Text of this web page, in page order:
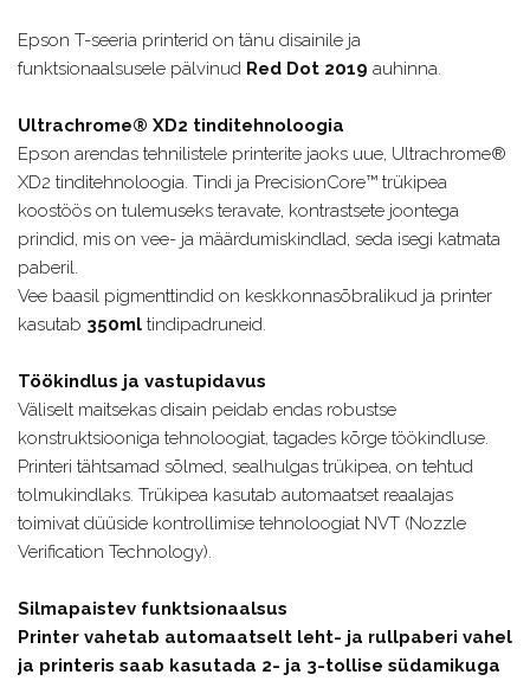
Epson T-seeria printerid on tänu disainile ja
funktsionaalsusele pälvinud Red Dot 2019 auhinna.
Ultrachrome® XD2 tinditehnoloogia
Epson arendas tehnilistele printerite jaoks uue, Ultrachrome®
XD2 tinditehnoloogia. Tindi ja PrecisionCore™ trükipea
koostöös on tulemuseks teravate, kontrastsete joontega
prindid, mis on vee- ja määrdumiskindlad, seda isegi katmata
paberil.
Vee baasil pigmenttindid on keskkonnasõbralikud ja printer
kasutab 350ml tindipadruneid.
Töökindlus ja vastupidavus
Väliselt maitsekas disain peidab endas robustse
konstruktsiooniga tehnoloogiat, tagades kõrge töökindluse.
Printeri tähtsamad sõlmed, sealhulgas trükipea, on tehtud
tolmukindlaks. Trükipea kasutab automaatset reaalajas
toimivat düüside kontrollimise tehnoloogiat NVT (Nozzle
Verification Technology).
Silmapaistev funktsionaalsus
Printer vahetab automaatselt leht- ja rullpaberi vahel
ja printeris saab kasutada 2- ja 3-tollise südamikuga